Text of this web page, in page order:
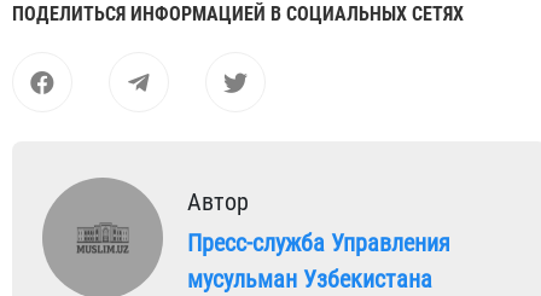
ПОДЕЛИТЬСЯ ИНФОРМАЦИЕЙ В СОЦИАЛЬНЫХ СЕТЯХ
Автор
Пресс-служба Управления
мусульман Узбекистана